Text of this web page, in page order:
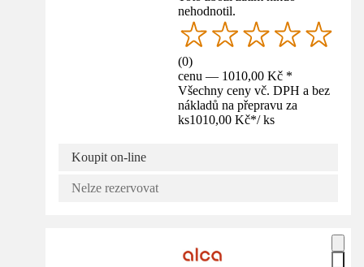
nehodnotil.
(0)
cenu — 1010,00 Kč *
Všechny ceny vč. DPH a bez
nákladů na přepravu za
ks1010,00 Kč*/ ks
Koupit on-line
Nelze rezervovat